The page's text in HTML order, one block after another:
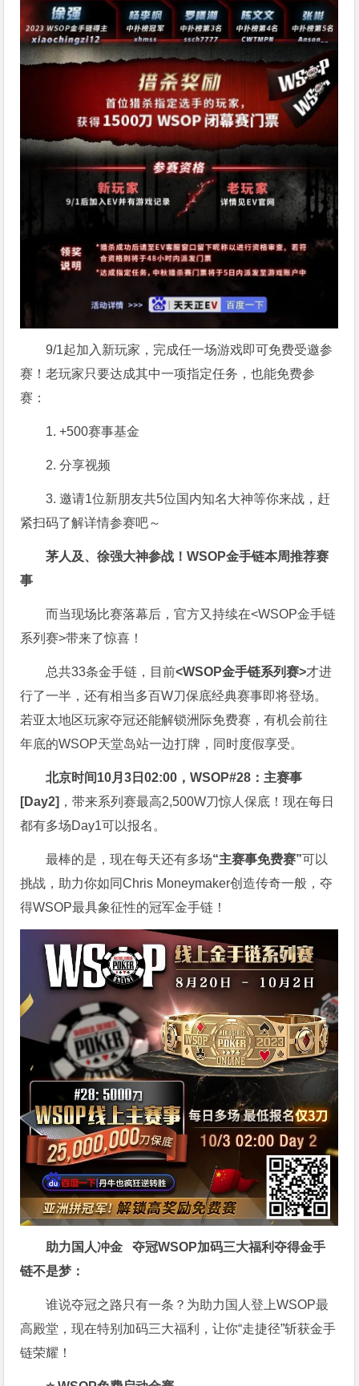
9/1起加入新玩家，完成任一场游戏即可免费受邀参
赛！老玩家只要达成其中一项指定任务，也能免费参
赛：
1. +500赛事基金
2. 分享视频
3. 邀请1位新朋友共5位国内知名大神等你来战，赶
紧扫码了解详情参赛吧～
茅人及、徐强大神参战！WSOP金手链本周推荐赛
事
而当现场比赛落幕后，官方又持续在<WSOP金手链
系列赛>带来了惊喜！
总共33条金手链，目前<WSOP金手链系列赛>才进
行了一半，还有相当多百W刀保底经典赛事即将登场。
若亚太地区玩家夺冠还能解锁洲际免费赛，有机会前往
年底的WSOP天堂岛站一边打牌，同时度假享受。
北京时间10月3日02:00，WSOP#28：主赛事
[Day2] ，带来系列赛最高2,500W刀惊人保底！现在每日
都有多场Day1可以报名。
最棒的是，现在每天还有多场“主赛事免费赛”可以
挑战，助力你如同Chris Moneymaker创造传奇一般，夺
得WSOP最具象征性的冠军金手链！
助力国人冲金 夺冠WSOP加码三大福利夺得金手
链不是梦 ：
谁说夺冠之路只有一条？为助力国人登上WSOP最
高殿堂，现在特别加码三大福利，让你“走捷径”斩获金手
链荣耀！